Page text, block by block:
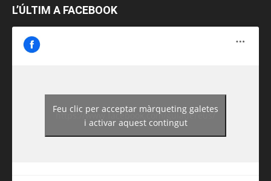
L’ÚLTIM A FACEBOOK
https://www.facebook.com/guiadereus/
Feu clic per acceptar màrqueting galetes
i activar aquest contingut